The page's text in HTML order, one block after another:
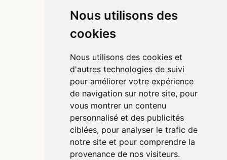
Nous utilisons des
cookies
Nous utilisons des cookies et
d'autres technologies de suivi
pour améliorer votre expérience
de navigation sur notre site, pour
vous montrer un contenu
personnalisé et des publicités
ciblées, pour analyser le trafic de
notre site et pour comprendre la
provenance de nos visiteurs.
Informations
Qui sommes-nous ?
Déclarer un effet indésirable
Mentions légales
CGV
Données personnelles
Cookies
Préférences Cookies